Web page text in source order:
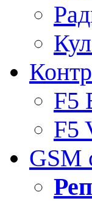
F5
F5
GSM